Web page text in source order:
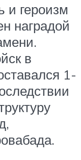
и героизм
наградой
в
1-